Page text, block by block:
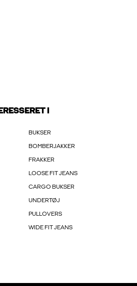
I
BUKSER
BOMBERJAKKER
FRAKKER
LOOSE FIT JEANS
CARGO BUKSER
UNDERTØJ
PULLOVERS
WIDE FIT JEANS